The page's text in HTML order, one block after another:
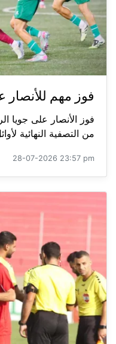
فوز مهم
من التصفية النهائية
28-07-2026 23:57 pm